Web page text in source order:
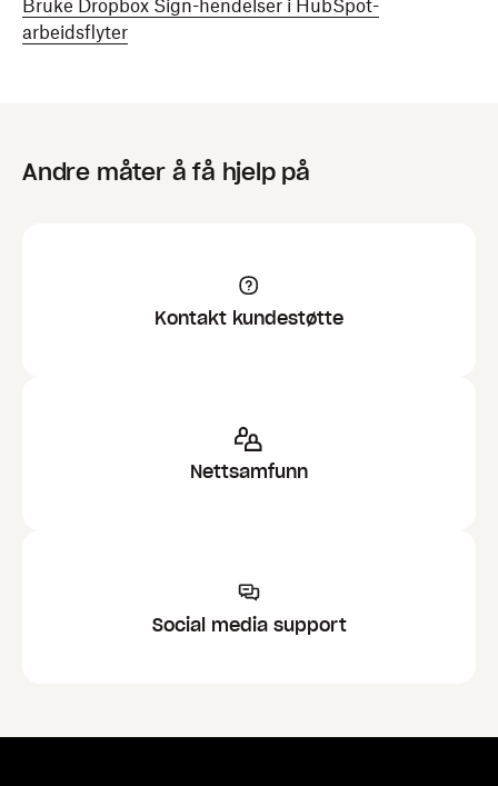
Bruke Dropbox Sign-hendelser i HubSpot-
arbeidsflyter
Andre måter å få hjelp på
Kontakt kundestøtte
Nettsamfunn
Social media support